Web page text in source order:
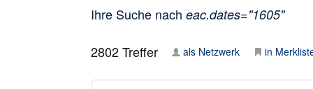
Ihre Suche nach eac.dates="1605"
2802Treffer als Netzwerk in